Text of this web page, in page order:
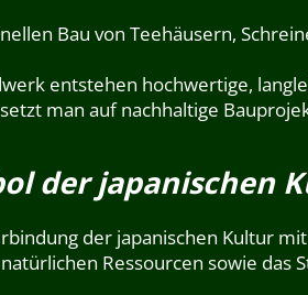
Bau von Teehäusern,
entstehen hochwertige,
man auf nachhaltige
der japanischen
der japanischen Kultur
Ressourcen sowie das